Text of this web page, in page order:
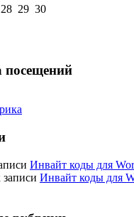
28 29 30
посещений
Инвайт коды для
записи Инвайт коды для